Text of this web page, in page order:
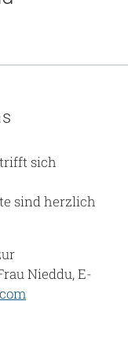
trifft sich
sind herzlich
Nieddu, E-